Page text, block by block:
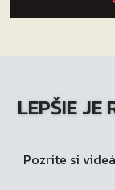
LEPŠIE
Pozrite si